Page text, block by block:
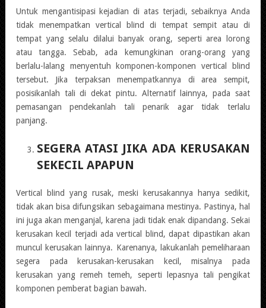
Untuk mengantisipasi kejadian di atas terjadi, sebaiknya Anda
tidak menempatkan vertical blind di tempat sempit atau di
tempat yang selalu dilalui banyak orang, seperti area lorong
atau tangga. Sebab, ada kemungkinan orang-orang yang
berlalu-lalang menyentuh komponen-komponen vertical blind
tersebut. Jika terpaksan menempatkannya di area sempit,
posisikanlah tali di dekat pintu. Alternatif lainnya, pada saat
pemasangan pendekanlah tali penarik agar tidak terlalu
panjang.
SEGERA ATASI JIKA ADA KERUSAKAN
SEKECIL APAPUN
Vertical blind yang rusak, meski kerusakannya hanya sedikit,
tidak akan bisa difungsikan sebagaimana mestinya. Pastinya, hal
ini juga akan menganjal, karena jadi tidak enak dipandang. Sekai
kerusakan kecil terjadi ada vertical blind, dapat dipastikan akan
muncul kerusakan lainnya. Karenanya, lakukanlah pemeliharaan
segera pada kerusakan-kerusakan kecil, misalnya pada
kerusakan yang remeh temeh, seperti lepasnya tali pengikat
komponen pemberat bagian bawah.